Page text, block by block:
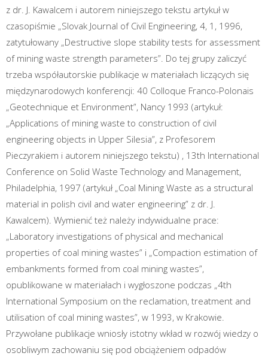
z dr. J. Kawalcem i autorem niniejszego tekstu artykuł w
czasopiśmie „Slovak Journal of Civil Engineering, 4, 1, 1996,
zatytułowany „Destructive slope stability tests for assessment
of mining waste strength parameters”. Do tej grupy zaliczyć
trzeba współautorskie publikacje w materiałach liczących się
międzynarodowych konferencji: 40 Colloque Franco-Polonais
„Geotechnique et Environment”, Nancy 1993 (artykuł:
„Applications of mining waste to construction of civil
engineering objects in Upper Silesia”, z Profesorem
Pieczyrakiem i autorem niniejszego tekstu) , 13th International
Conference on Solid Waste Technology and Management,
Philadelphia, 1997 (artykuł „Coal Mining Waste as a structural
material in polish civil and water engineering” z dr. J.
Kawalcem). Wymienić też należy indywidualne prace:
„Laboratory investigations of physical and mechanical
properties of coal mining wastes” i „Compaction estimation of
embankments formed from coal mining wastes”,
opublikowane w materiałach i wygłoszone podczas „4th
International Symposium on the reclamation, treatment and
utilisation of coal mining wastes”, w 1993, w Krakowie.
Przywołane publikacje wniosły istotny wkład w rozwój wiedzy o
osobliwym zachowaniu się pod obciążeniem odpadów